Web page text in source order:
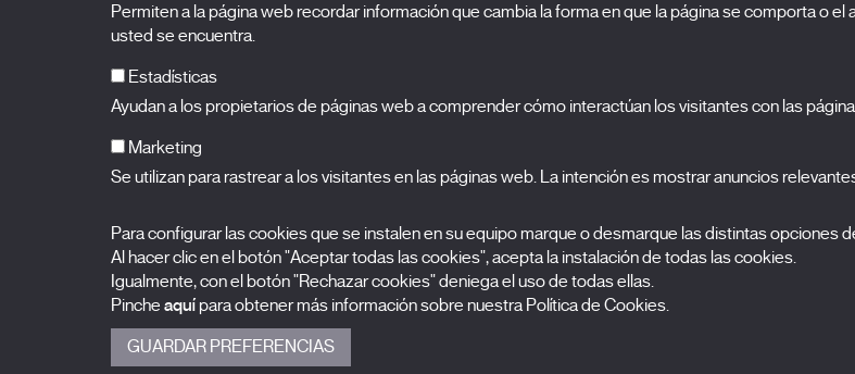
BALUARTEPalacio de Congresos y Auditorio de Navarra
Plaza de la Constitución s/n.
Ver mapa
Edición 2027
X Films
FAQs
Permiten a la página web recordar información que cambia la forma en que la página se comporta o
usted se encuentra.
Estadísticas
Ayudan a los propietarios de páginas web a comprender cómo interactúan los visitantes con las
Marketing
Se utilizan para rastrear a los visitantes en las páginas web. La intención es mostrar anuncios
Para configurar las cookies que se instalen en su equipo marque o desmarque las distintas
Al hacer clic en el botón "Aceptar todas las cookies", acepta la instalación de todas las cookies.
Igualmente, con el botón "Rechazar cookies" deniega el uso de todas ellas.
Pinche aquí para obtener más información sobre nuestra Política de Cookies.
GUARDAR PREFERENCIAS